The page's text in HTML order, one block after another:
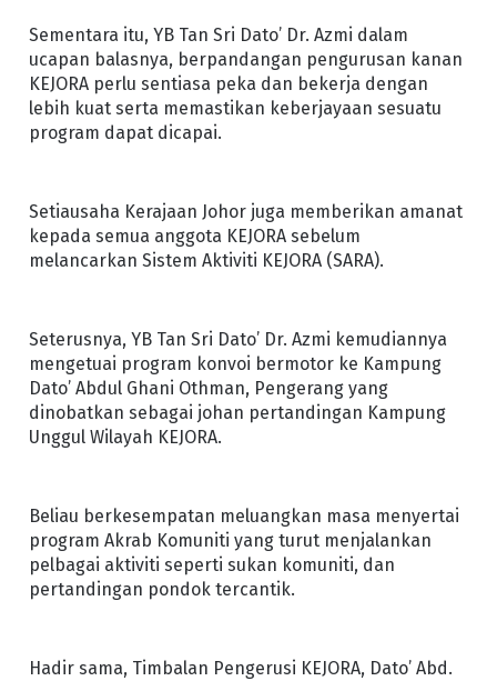
Sementara itu, YB Tan Sri Dato’ Dr. Azmi dalam
ucapan balasnya, berpandangan pengurusan kanan
KEJORA perlu sentiasa peka dan bekerja dengan
lebih kuat serta memastikan keberjayaan sesuatu
program dapat dicapai.
Setiausaha Kerajaan Johor juga memberikan amanat
kepada semua anggota KEJORA sebelum
melancarkan Sistem Aktiviti KEJORA (SARA).
Seterusnya, YB Tan Sri Dato’ Dr. Azmi kemudiannya
mengetuai program konvoi bermotor ke Kampung
Dato’ Abdul Ghani Othman, Pengerang yang
dinobatkan sebagai johan pertandingan Kampung
Unggul Wilayah KEJORA.
Beliau berkesempatan meluangkan masa menyertai
program Akrab Komuniti yang turut menjalankan
pelbagai aktiviti seperti sukan komuniti, dan
pertandingan pondok tercantik.
Hadir sama, Timbalan Pengerusi KEJORA, Dato’ Abd.